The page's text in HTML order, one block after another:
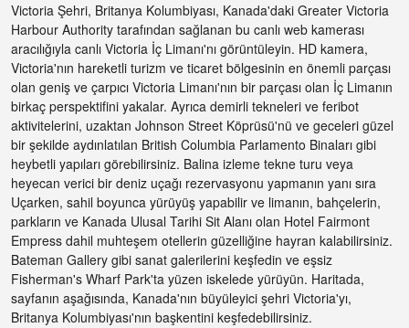
Victoria Şehri, Britanya Kolumbiyası, Kanada'daki Greater Victoria
Harbour Authority tarafından sağlanan bu canlı web kamerası
aracılığıyla canlı Victoria İç Limanı'nı görüntüleyin. HD kamera,
Victoria'nın hareketli turizm ve ticaret bölgesinin en önemli parçası
olan geniş ve çarpıcı Victoria Limanı'nın bir parçası olan İç Limanın
birkaç perspektifini yakalar. Ayrıca demirli tekneleri ve feribot
aktivitelerini, uzaktan Johnson Street Köprüsü'nü ve geceleri güzel
bir şekilde aydınlatılan British Columbia Parlamento Binaları gibi
heybetli yapıları görebilirsiniz. Balina izleme tekne turu veya
heyecan verici bir deniz uçağı rezervasyonu yapmanın yanı sıra
Uçarken, sahil boyunca yürüyüş yapabilir ve limanın, bahçelerin,
parkların ve Kanada Ulusal Tarihi Sit Alanı olan Hotel Fairmont
Empress dahil muhteşem otellerin güzelliğine hayran kalabilirsiniz.
Bateman Gallery gibi sanat galerilerini keşfedin ve eşsiz
Fisherman's Wharf Park'ta yüzen iskelede yürüyün. Haritada,
sayfanın aşağısında, Kanada'nın büyüleyici şehri Victoria'yı,
Britanya Kolumbiyası'nın başkentini keşfedebilirsiniz.